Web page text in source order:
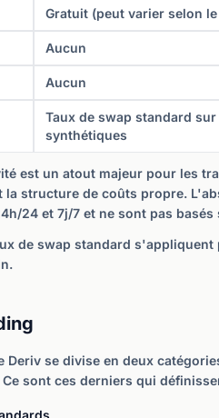
Gratuit (peut varier selon
Aucun
Aucun
Taux de swap standard
synthétiques
est un atout majeur pour les
la structure de coûts propre.
24 et 7j/7 et ne sont pas
de swap standard
Deriv se divise en deux
sont ces derniers qui